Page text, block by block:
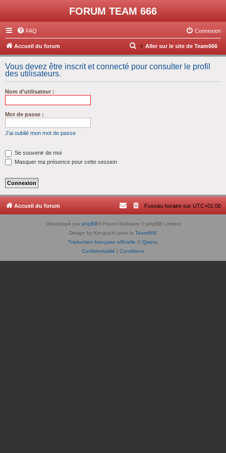
FORUM TEAM 666
FAQ Connexion
Accueil du forum Aller sur le site de Team666
R
e
c
h
Vous devez être inscrit et connecté pour consulter le profil
des utilisateurs.
Nom d’utilisateur :
Mot de passe :
J’ai oublié mon mot de passe
Se souvenir de moi
Masquer ma présence pour cette session
Accueil du forum Fuseau horaire sur UTC+01:00
Développé par phpBB® Forum Software © phpBB Limited
Design by Kenpachi pour la Team666
Traduction française officielle © Qiaeru
Confidentialité | Conditions